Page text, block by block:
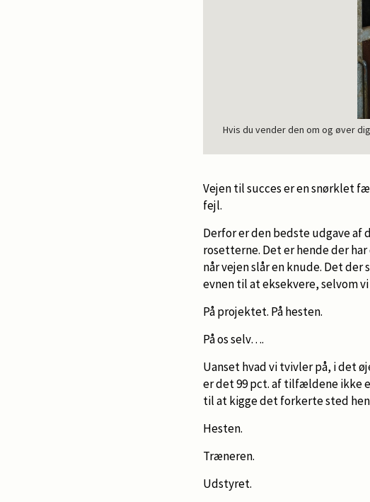
Hvis du vender den om og øver
Vejen til succes er en snørklet
fejl.
Derfor er den bedste udgave af
rosetterne. Det er hende der
når vejen slår en knude. Det
evnen til at eksekvere, selvom
På projektet. På hesten.
På os selv….
Uanset hvad vi tvivler på, i det
er det 99 pct. af tilfældene ikke
til at kigge det forkerte sted
Hesten.
Træneren.
Udstyret.